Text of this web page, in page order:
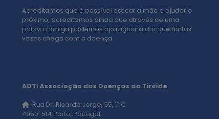
Acreditamos que é possível esticar a mão e ajudar o
próximo, acreditamos ainda que através de uma
palavra amiga podemos apaziguar a dor que tantas
vezes chega com a doença.
ADTI Associação das Doenças da Tiróide
Rua Dr. Ricardo Jorge, 55, 1º C
4050-514 Porto, Portugal